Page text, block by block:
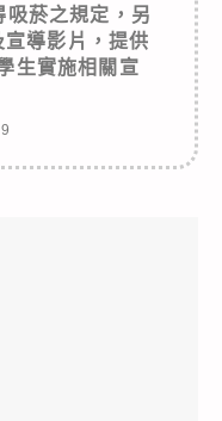
菸之規定，另
導影片，提供
生實施相關宣